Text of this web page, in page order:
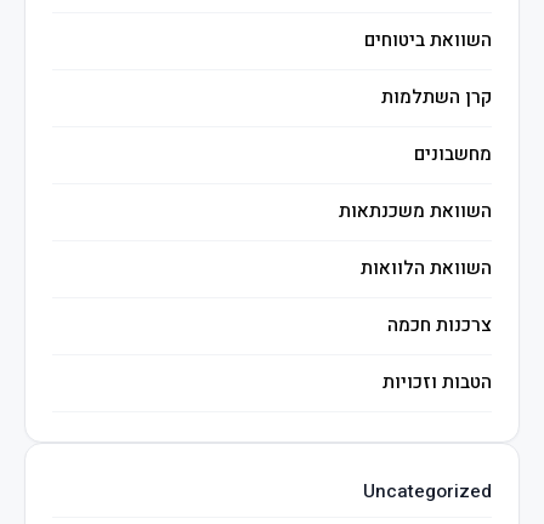
השוואת ביטוחים
קרן השתלמות
מחשבונים
השוואת משכנתאות
השוואת הלוואות
צרכנות חכמה
הטבות וזכויות
השקעות חכמות
מיסים
Uncategorized